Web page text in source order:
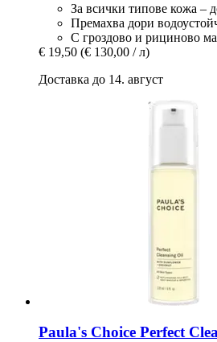
За всички типове кожа –
Премахва дори
С гроздово и рициново
€ 19,50 (€ 130,00 / л)
Доставка до 14. август
Paula's Choice Perfect